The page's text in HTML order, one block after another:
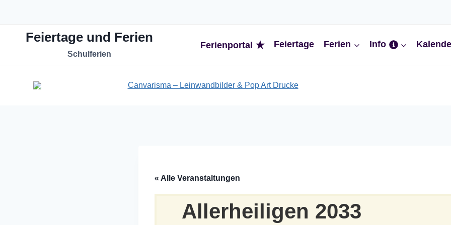
springenFeiertage und Ferien
Schulferien
Ferienportal Feiertage Ferien Info
« Alle Veranstaltungen
Allerheiligen 2033